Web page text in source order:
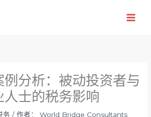
例分析：被动投资者与
人士的税务影响
务 / 作者： World Bridge Consultants